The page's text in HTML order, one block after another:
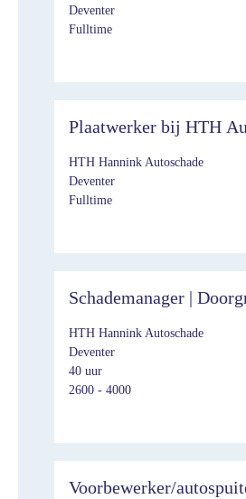
Deventer
Fulltime
Plaatwerker bij HTH
HTH Hannink Autoschade
Deventer
Fulltime
Schademanager |
HTH Hannink Autoschade
Deventer
40 uur
2600 - 4000
Voorbewerker/